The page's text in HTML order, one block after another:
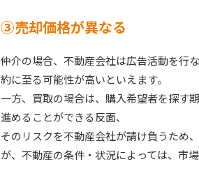
③売却価格が異なる
仲介の場合、不動産会社は広告活動を行
約に至る可能性が高いといえます。
一方、買取の場合は、購入希望者を探す
進めることができる反面、
そのリスクを不動産会社が請け負うため
が、不動産の条件・状況によっては、市